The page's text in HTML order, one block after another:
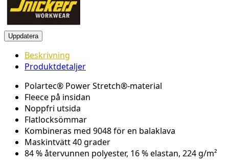
Beskrivning
Produktdetaljer
Polartec® Power Stretch®-material
Fleece på insidan
Noppfri utsida
Flatlocksömmar
Kombineras med 9048 för en balaklava
Maskintvätt 40 grader
84 % återvunnen polyester, 16 % elastan, 224 g/m²